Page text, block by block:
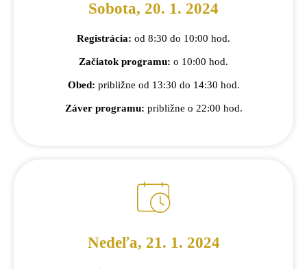
Sobota, 20. 1. 2024
Registrácia: od 8:30 do 10:00 hod.
Začiatok programu: o 10:00 hod.
Obed: približne od 13:30 do 14:30 hod.
Záver programu: približne o 22:00 hod.
Nedeľa, 21. 1. 2024